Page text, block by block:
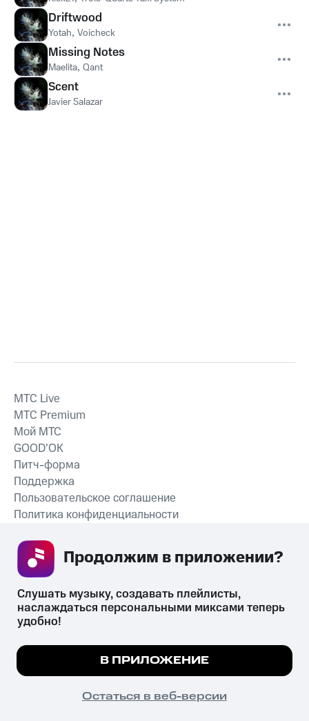
Driftwood
Yotah, Voicheck
Missing Notes
Maelita, Qant
Scent
Javier Salazar
СКАЧАТЬ ПРИЛОЖЕНИЕ
MTС Live
MTС Premium
Мой МТС
GOOD’OK
Питч-форма
Поддержка
Пользовательское соглашение
Политика конфиденциальности
психотропных веществ, их аналогов причиняет вред здоровью,
их незаконный оборот запрещён и влечёт установленную
законодательством ответственность.
© 2026 ООО «КИОН».
Все права защищены
Мы используем куки, чтобы на сайте все
Подробнее
ПОНЯТНО
Слушать музыку, создавать плейлисты,
наслаждаться персональными миксами теперь
удобно!
В ПРИЛОЖЕНИЕ
Остаться в веб-версии